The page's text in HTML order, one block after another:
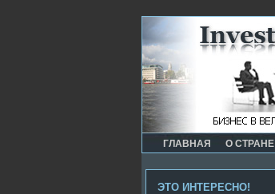
ГЛАВНАЯ О СТРАНЕ
ЭТО ИНТЕРЕСНО!